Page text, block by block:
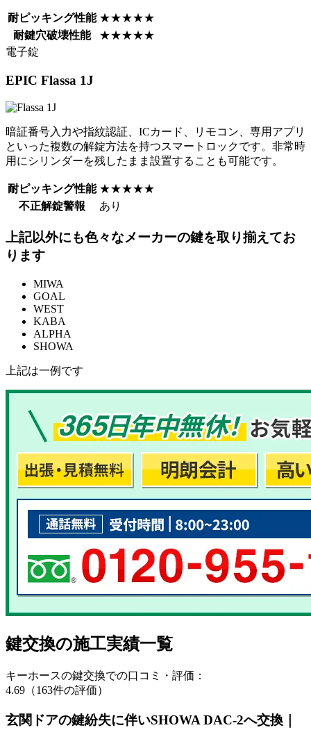
耐ピッキング性能 ★★★★★
耐鍵穴破壊性能
★★★★★
電子錠
EPIC Flassa 1J
暗証番号入力や指紋認証、ICカード、リモコン、専用アプリ
といった複数の解錠方法を持つスマートロックです。非常時
用にシリンダーを残したまま設置することも可能です。
耐ピッキング性能 ★★★★★
不正解錠警報
あり
上記以外にも色々なメーカーの鍵を取り揃えてお
ります
MIWA
GOAL
WEST
KABA
ALPHA
SHOWA
上記は一例です
鍵交換の施工実績一覧
キーホースの鍵交換での口コミ・評価：
4.69（163件の評価）
玄関ドアの鍵紛失に伴いSHOWA DAC-2へ交換｜